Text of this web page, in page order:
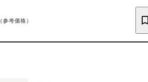
（参考価格）